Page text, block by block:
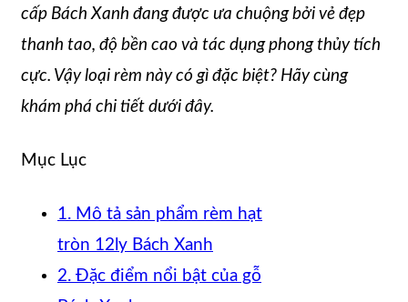
cấp Bách Xanh đang được ưa chuộng bởi vẻ đẹp
thanh tao, độ bền cao và tác dụng phong thủy tích
cực. Vậy loại rèm này có gì đặc biệt? Hãy cùng
khám phá chi tiết dưới đây.
Mục Lục
1. Mô tả sản phẩm rèm hạt
tròn 12ly Bách Xanh
2. Đặc điểm nổi bật của gỗ